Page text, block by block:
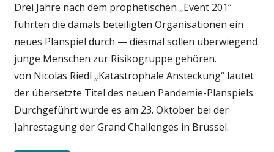
Politik
Wirtschaft
Wissenschaft
Drei Jahre nach dem prophetischen „Event 201“
führten die damals beteiligten Organisationen ein
neues Planspiel durch — diesmal sollen überwiegend
junge Menschen zur Risikogruppe gehören.
von Nicolas Riedl „Katastrophale Ansteckung“ lautet
der übersetzte Titel des neuen Pandemie-Planspiels.
Durchgeführt wurde es am 23. Oktober bei der
Jahrestagung der Grand Challenges in Brüssel.